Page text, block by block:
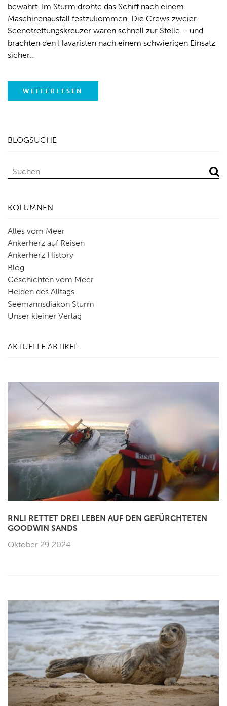
bewahrt. Im Sturm drohte das Schiff nach einem
Maschinenausfall festzukommen. Die Crews zweier
Seenotrettungskreuzer waren schnell zur Stelle – und
brachten den Havaristen nach einem schwierigen Einsatz
sicher…
WEITERLESEN
BLOGSUCHE
KOLUMNEN
Alles vom Meer
Ankerherz auf Reisen
Ankerherz History
Blog
Geschichten vom Meer
Helden des Alltags
Seemannsdiakon Sturm
Unser kleiner Verlag
AKTUELLE ARTIKEL
RNLI RETTET DREI LEBEN AUF DEN GEFÜRCHTETEN
GOODWIN SANDS
Oktober 29 2024